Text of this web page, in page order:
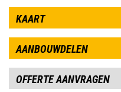
KAART
AANBOUWDELEN
OFFERTE AANVRAGEN